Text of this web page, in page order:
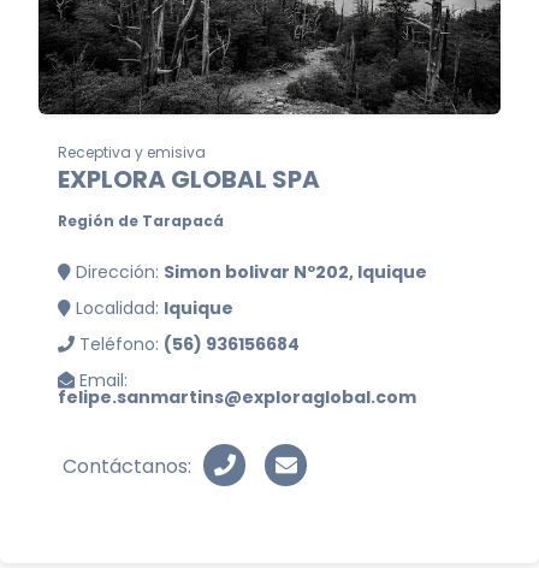
Receptiva y emisiva
EXPLORA GLOBAL SPA
Región de Tarapacá
Dirección: Simon bolivar Nº202, Iquique
Localidad: Iquique
Teléfono: (56) 936156684
Email:
felipe.sanmartins@exploraglobal.com
Contáctanos: